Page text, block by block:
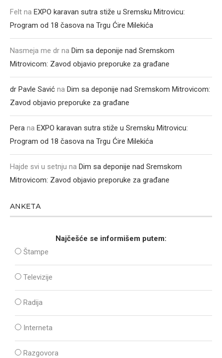
Felt na EXPO karavan sutra stiže u Sremsku Mitrovicu:
Program od 18 časova na Trgu Ćire Milekića
Nasmeja me dr na Dim sa deponije nad Sremskom
Mitrovicom: Zavod objavio preporuke za građane
dr Pavle Savić na Dim sa deponije nad Sremskom Mitrovicom:
Zavod objavio preporuke za građane
Pera na EXPO karavan sutra stiže u Sremsku Mitrovicu:
Program od 18 časova na Trgu Ćire Milekića
Hajde svi u setnju na Dim sa deponije nad Sremskom
Mitrovicom: Zavod objavio preporuke za građane
ANKETA
Najčešće se informišem putem:
Štampe
Televizije
Radija
Interneta
Razgovora